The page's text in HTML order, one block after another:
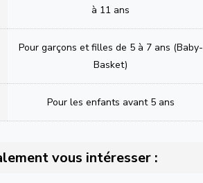
à 11 ans
Pour garçons et filles de 5 à 7 ans (Baby-
Basket)
Pour les enfants avant 5 ans
vous intéresser :